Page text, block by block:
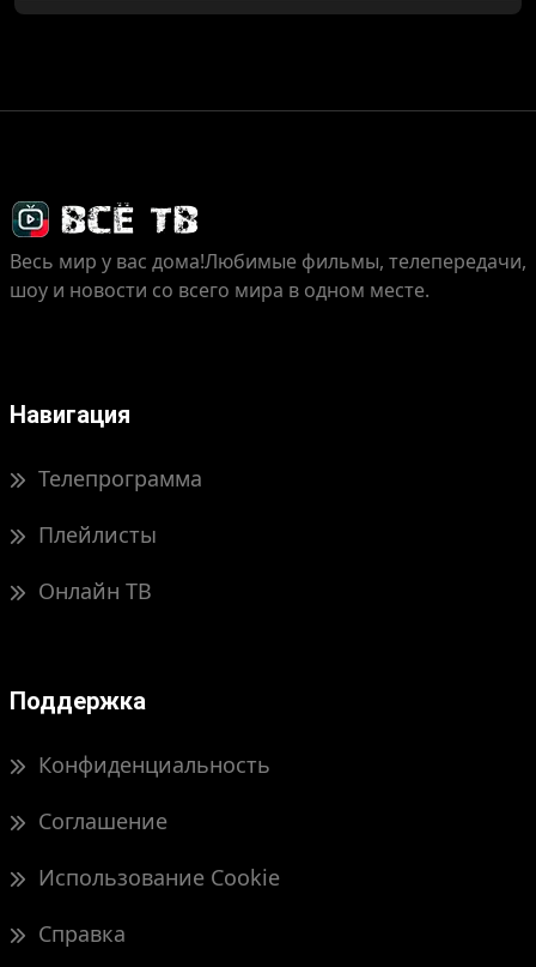
Весь мир у вас дома!Любимые фильмы, телепередачи,
шоу и новости со всего мира в одном месте.
Навигация
Телепрограмма
Плейлисты
Онлайн ТВ
Поддержка
Конфиденциальность
Соглашение
Использование Cookie
Справка